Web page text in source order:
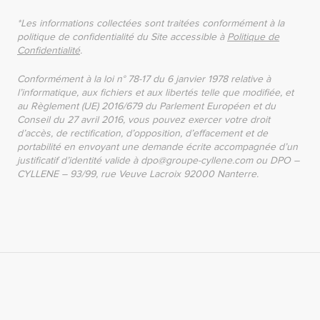
*Les informations collectées sont traitées conformément à la
politique de confidentialité du Site accessible à Politique de
Confidentialité.
Conformément à la loi n° 78-17 du 6 janvier 1978 relative à
l’informatique, aux fichiers et aux libertés telle que modifiée, et
au Règlement (UE) 2016/679 du Parlement Européen et du
Conseil du 27 avril 2016, vous pouvez exercer votre droit
d’accès, de rectification, d’opposition, d’effacement et de
portabilité en envoyant une demande écrite accompagnée d’un
justificatif d’identité valide à dpo@groupe-cyllene.com ou DPO –
CYLLENE – 93/99, rue Veuve Lacroix 92000 Nanterre.